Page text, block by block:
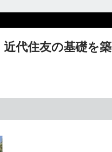
代住友の基礎を築